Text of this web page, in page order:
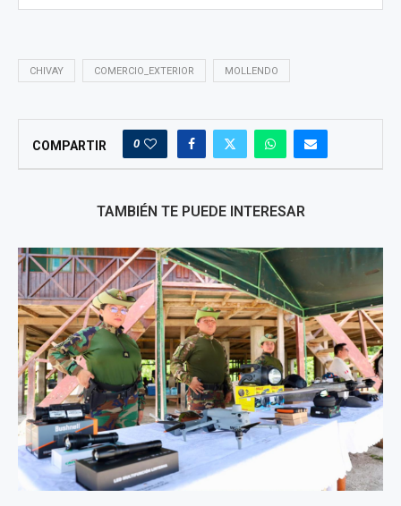
CHIVAY COMERCIO_EXTERIOR MOLLENDO
COMPARTIR 0
TAMBIÉN TE PUEDE INTERESAR